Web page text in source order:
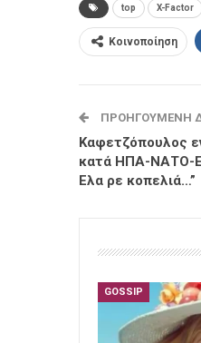
top X-Factor
Κοινοποίηση
ΠΡΟΗΓΟΎΜΕΝΗ
Καφετζόπουλος
κατά ΗΠΑ-ΝΑΤΟ-
Ελα ρε κοπελιά…”
GOSSIP